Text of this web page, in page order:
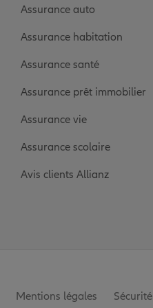
Assurance auto
Assurance habitation
Assurance santé
Assurance prêt immobilier
Assurance vie
Assurance scolaire
Avis clients Allianz
Mentions légales Sécurité